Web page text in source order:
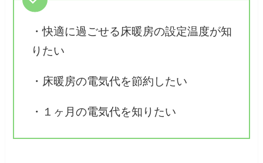
・快適に過ごせる床暖房の設定温度が知
りたい
・床暖房の電気代を節約したい
・１ヶ月の電気代を知りたい